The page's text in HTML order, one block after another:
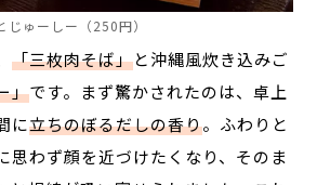
ゅーしー（250円）
「三枚肉そば」と沖縄風炊き込みご
」です。まず驚かされたのは、卓上
に立ちのぼるだしの香り。ふわりと
思わず顔を近づけたくなり、そのま